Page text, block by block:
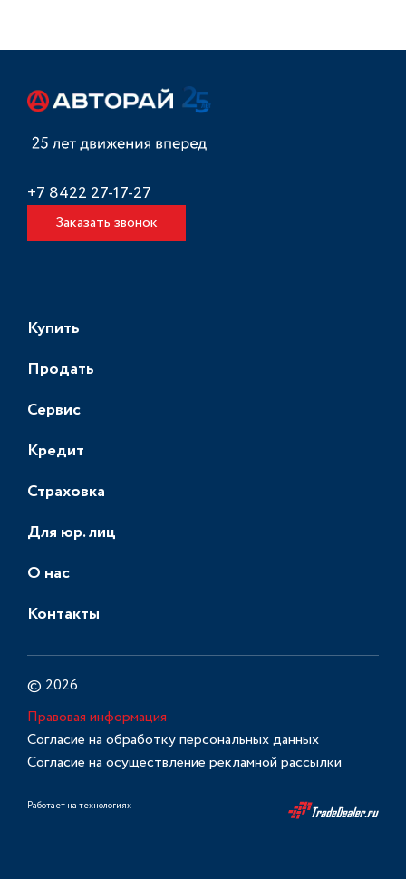
+7 8422 27-17-27
Заказать звонок
Купить
Продать
Сервис
Кредит
Страховка
Для юр. лиц
О нас
Контакты
© 2026
Правовая информация
Согласие на обработку персональных данных
Согласие на осуществление рекламной рассылки
Работает на технологиях